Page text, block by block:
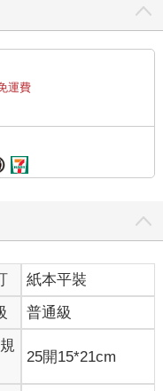
運費
紙本平裝
普通級
25開15*21cm